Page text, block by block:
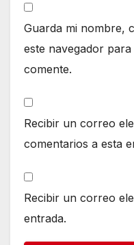
Guarda mi nombre,
este navegador
comente.
Recibir un correo
comentarios a esta
Recibir un correo
entrada.